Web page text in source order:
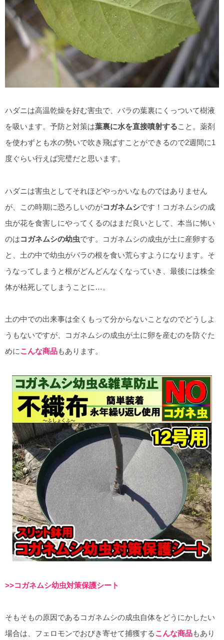
ハダニは高温乾燥を好む害虫で、バラの葉裏にくっついて樹液
を吸います。予防と対策は葉裏に水を直接噴射すること。薬剤
を使わずとも水の勢いで吹き飛ばすことができるので2週間に1
度ぐらい行えば完璧だと思います。
ハダニは害虫としてそれほどやっかいなものではありません
が、この時期に恐ろしいのがコガネムシです！コガネムシの成
虫が花を食害しにやってくるのはまだ良いとして、本当に怖い
のはコガネムシの幼虫です。コガネムシの成虫が土に産卵する
と、土の中で幼虫がバラの根を食い荒らすようになります。そ
うなってしまうと根がどんどんなくなっていき、最後には株全
体が枯死してしまうことに…。
土の中での出来事は全くもって分からないことなのでどうしよ
うもないですが、コガネムシの成虫が土に卵を産むのを防ぐた
めにこんな商品もあります。
>>コガネムシ幼虫対策保護シート
そもそもの原因であるコガネムシの成虫自体をどうにかしたい
場合は、フェロモンでおびき寄せて捕獲するこんな商品もあり